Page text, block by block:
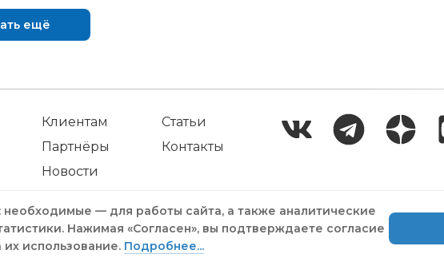
ещё
Клиентам
Партнёры
Новости
Статьи
Контакты
— для работы сайта, а также аналитические
Нажимая «Согласен», вы подтверждаете согласие
их использование. Подробнее...